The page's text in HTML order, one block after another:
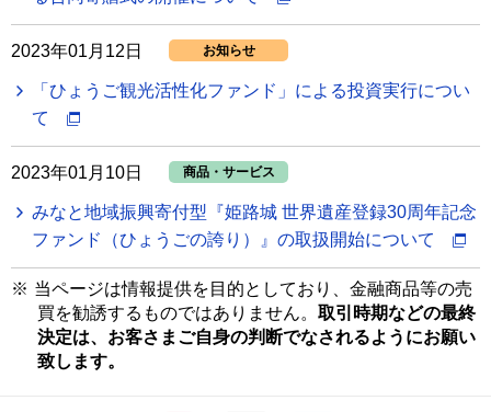
2023年01月12日 お知らせ
「ひょうご観光活性化ファンド」による投資実行につい
て
2023年01月10日 商品・サービス
みなと地域振興寄付型『姫路城 世界遺産登録30周年記念
ファンド（ひょうごの誇り）』の取扱開始について
※ 当ページは情報提供を目的としており、金融商品等の売
買を勧誘するものではありません。 取引時期などの最終
決定は、お客さまご自身の判断でなされるようにお願い
致します。